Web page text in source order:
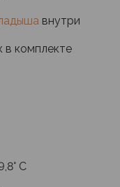
внутри
комплекте
С